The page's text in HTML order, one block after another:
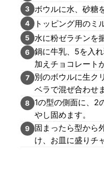
3 ボウルに水、砂糖
4 トッピング用のミ
5 水に粉ゼラチンを
6 鍋に牛乳、5を入
加えチョコレート
7
別のボウルに生ク
ベラで混ぜ合わせ
8
1の型の側面に、2
やし固めます。
9
固まったら型から
け、お皿に盛りチ